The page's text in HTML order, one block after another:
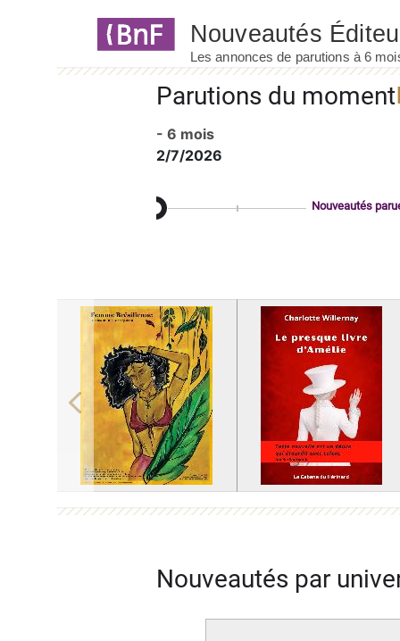
Parutions du moment
- 6 mois
2/7/2026
Nouveautés
Previous
Nouveautés par